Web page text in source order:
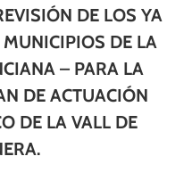
DE LOS YA
DE LA
– PARA LA
DE ACTUACIÓN
DE LA VALL DE